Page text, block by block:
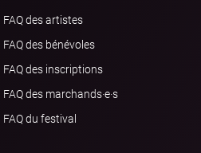
FAQ des artistes
FAQ des bénévoles
FAQ des inscriptions
FAQ des marchands·e·s
FAQ du festival